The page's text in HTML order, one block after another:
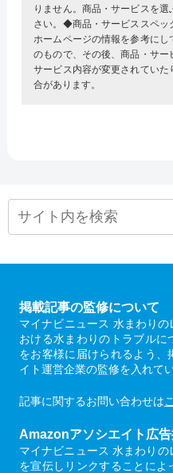
りません。商品・サービスを
さい。◆商品・サービススペッ
ホームページの情報を参考に
のもので、その後、商品・サ
サービス内容が変更されてい
合があります。
掲載記事の監修について
マイナビニュース 水まわり
おける水まわりのトラブルに
をお客様に届けられるよう
イト運営企業の監修を入れてい
記事に関するお問い合わせは
Amazonアソシエイト広
マイナビニュース 水まわり
を宣伝しリンクすることに